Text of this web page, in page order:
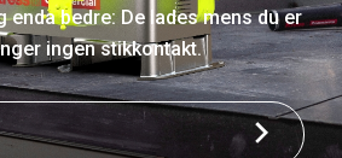
enda bedre: De lades mens du er
ingen stikkontakt.